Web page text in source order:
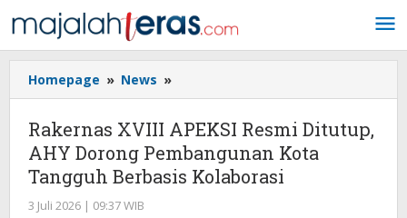
ke
konten
Homepage » News »
XVIII
Resmi
Ditutup,
AHY
Rakernas XVIII APEKSI Resmi Ditutup,
AHY Dorong Pembangunan Kota
Tangguh Berbasis Kolaborasi
3 Juli 2026 | 09:37 WIB